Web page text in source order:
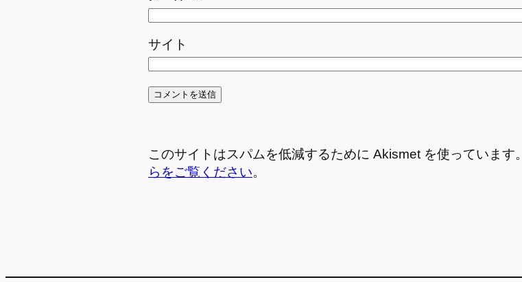
サイト
このサイトはスパムを低減するために Akismet を使っています。
らをご覧ください。